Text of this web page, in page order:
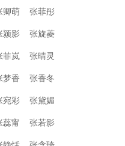
卿萌 张菲彤
颍影 张旋菱
菲岚 张晴灵
梦香 张香冬
宛彩 张黛媚
蕊甯 张若影